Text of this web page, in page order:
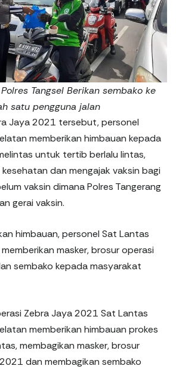
Tangsel Berikan sembako ke
satu pengguna jalan
Jaya 2021 tersebut, personel
memberikan himbauan kepada
untuk tertib berlalu lintas,
dan mengajak vaksin bagi
vaksin dimana Polres Tangerang
gerai vaksin.
himbauan, personel Sat Lantas
masker, brosur operasi
sembako kepada masyarakat
Zebra Jaya 2021 Sat Lantas
memberikan himbauan prokes
membagikan masker, brosur
dan membagikan sembako